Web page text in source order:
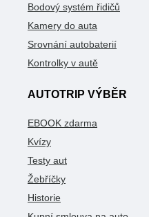
Bodový systém řidičů
Kamery do auta
Srovnání autobaterií
Kontrolky v autě
AUTOTRIP VÝBĚR
EBOOK zdarma
Kvízy
Testy aut
Žebříčky
Historie